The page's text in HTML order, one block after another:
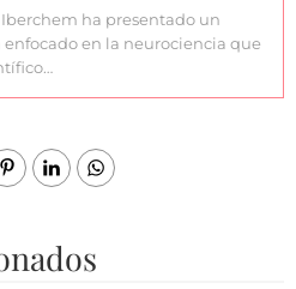
ha presentado un
en la neurociencia que